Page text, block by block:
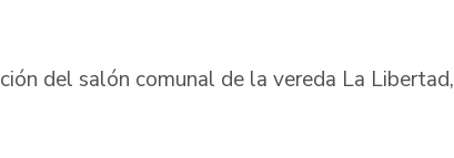
del salón comunal de la vereda La Libertad,